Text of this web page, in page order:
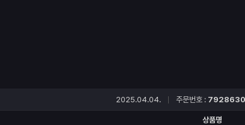
2025.04.04. 주문번호 : 7928630
상품명